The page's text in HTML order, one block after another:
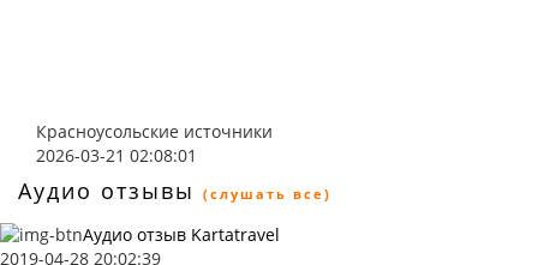
Красноусольские источники
2026-03-21 02:08:01
Аудио отзывы (слушать все)
Аудио отзыв Kartatravel
2019-04-28 20:02:39